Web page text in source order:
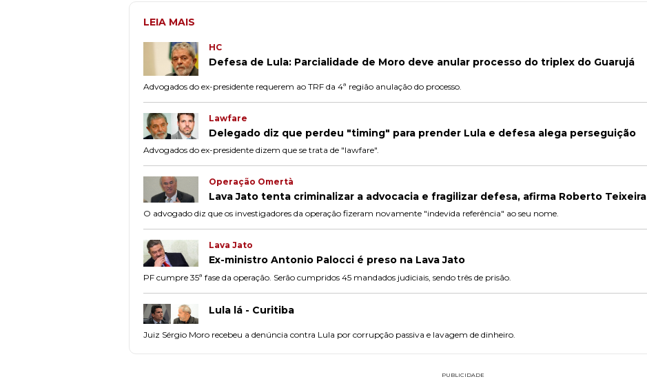
LEIA MAIS
HC
Defesa de Lula: Parcialidade de Moro deve anular processo do triplex do Guarujá
Advogados do ex-presidente requerem ao TRF da 4ª região anulação do processo.
Lawfare
Delegado diz que perdeu "timing" para prender Lula e defesa alega perseguição
Advogados do ex-presidente dizem que se trata de "lawfare".
Operação Omertà
Lava Jato tenta criminalizar a advocacia e fragilizar defesa, afirma Roberto Teixeira
O advogado diz que os investigadores da operação fizeram novamente "indevida referência" ao seu nome.
Lava Jato
Ex-ministro Antonio Palocci é preso na Lava Jato
PF cumpre 35ª fase da operação. Serão cumpridos 45 mandados judiciais, sendo três de prisão.
Lula lá - Curitiba
Juiz Sérgio Moro recebeu a denúncia contra Lula por corrupção passiva e lavagem de dinheiro.
PUBLICIDADE